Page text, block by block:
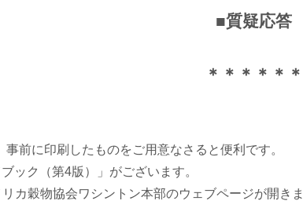
■質疑応答
＊＊＊＊＊＊
前に印刷したものをご用意なさると便利です。
ック（第4版）」がございます。
カ穀物協会ワシントン本部のウェブページが開きま